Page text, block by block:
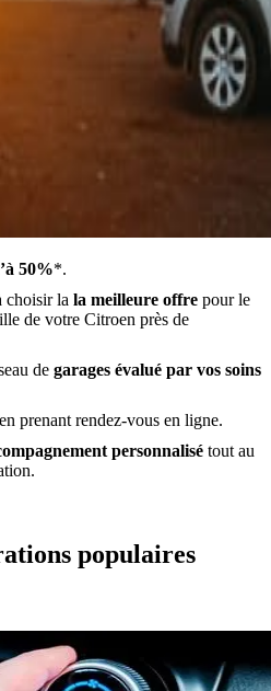
50%*.
choisir la la meilleure offre pour le
de votre Citroen près de
de garages évalué par vos soins
en prenant rendez-vous en ligne.
personnalisé tout au
populaires